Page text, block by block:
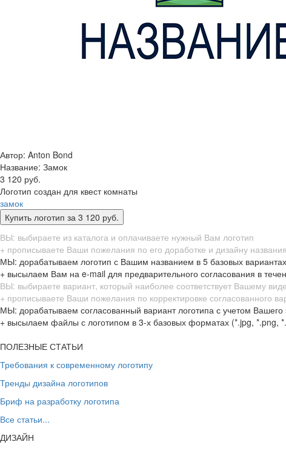
Автор: Anton Bond
Название: Замок
3 120 руб.
Логотип создан для квест комнаты
замок
ВЫ: выбираете из каталога и оплачиваете нужный Вам логотип
+ прописываете Ваши пожелания по его доработке и дизайну названия
МЫ: дорабатываем логотип с Вашим названием в 5 базовых
+ высылаем Вам на e-mail для предварительного согласования в
ВЫ: выбираете вариант, который наиболее соответствует Вашему
+ прописываете Ваши пожелания по корректировке согласованного
МЫ: дорабатываем согласованный вариант логотипа с учетом Вашего
+ высылаем файлы с логотипом в 3-х базовых форматах (*.jpg, *.png,
ПОЛЕЗНЫЕ СТАТЬИ
Требования к современному логотипу
Тренды дизайна логотипов
Бриф на разработку логотипа
Все статьи...
ДИЗАЙН